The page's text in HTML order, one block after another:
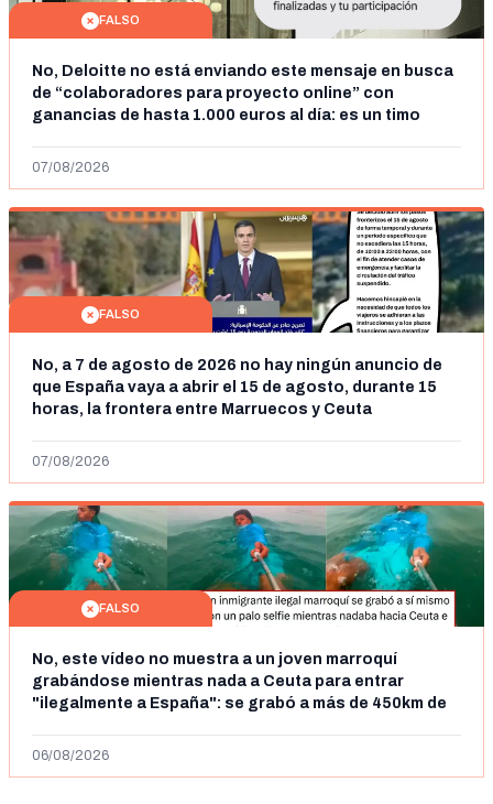
FALSO
No, Deloitte no está enviando este mensaje en busca
de “colaboradores para proyecto online” con
ganancias de hasta 1.000 euros al día: es un timo
07/08/2026
FALSO
No, a 7 de agosto de 2026 no hay ningún anuncio de
que España vaya a abrir el 15 de agosto, durante 15
horas, la frontera entre Marruecos y Ceuta
07/08/2026
FALSO
No, este vídeo no muestra a un joven marroquí
grabándose mientras nada a Ceuta para entrar
"ilegalmente a España": se grabó a más de 450km de
06/08/2026